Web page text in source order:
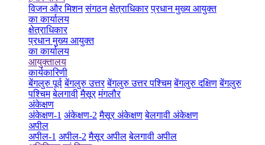
विजन और मिशन संगठन क्षेत्राधिकार प्रधान मुख्य आयुक्त
का कार्यालय
क्षेत्राधिकार
प्रधान मुख्य आयुक्त
का कार्यालय
आयुक्तालय
कार्यकारिणी
बेंगलुरु पूर्व बेंगलुरु उत्तर बेंगलुरु उत्तर पश्चिम बेंगलुरु दक्षिण बेंगलुरु
पश्चिम बेलगावी मैसूर मंगलौर
अंकेक्षण
अंकेक्षण-1 अंकेक्षण-2 मैसूर अंकेक्षण बेलगावी अंकेक्षण
अपील
अपील-1 अपील-2 मैसूर अपील बेलगावी अपील